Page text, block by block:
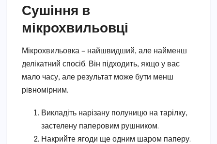
Сушіння в
мікрохвильовці
Мікрохвильовка – найшвидший, але найменш
делікатний спосіб. Він підходить, якщо у вас
мало часу, але результат може бути менш
рівномірним.
Викладіть нарізану полуницю на тарілку,
застелену паперовим рушником.
Накрийте ягоди ще одним шаром паперу.